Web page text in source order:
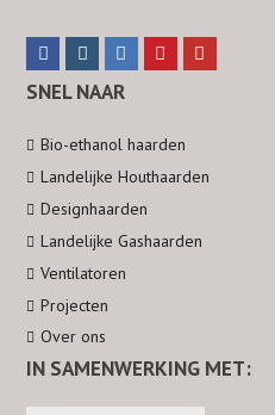
a
e
b
o
o
k
n
t
a
g
r
a
m
k
e
d
I
t
e
e
u
SNEL NAAR
Bio-ethanol haarden
Landelijke Houthaarden
Designhaarden
Landelijke Gashaarden
Ventilatoren
Projecten
Over ons
IN SAMENWERKING MET: